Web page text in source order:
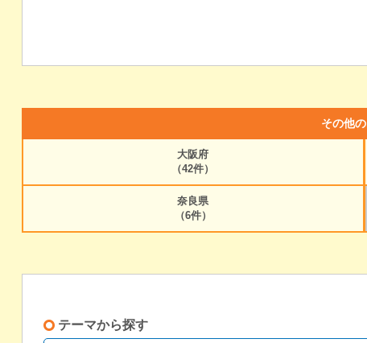
その他
大阪府
（42件）
奈良県
（6件）
テーマから探す